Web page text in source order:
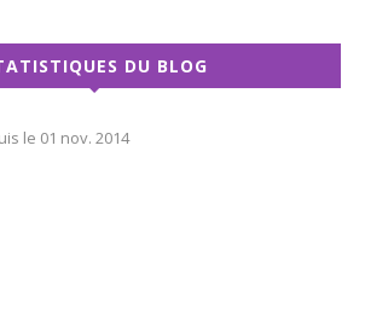
DU BLOG
le 01 nov. 2014